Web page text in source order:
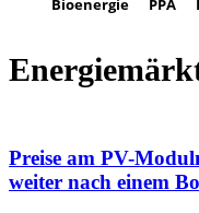
Bioenergie PPA
Preise am PV-
weiter nach einem